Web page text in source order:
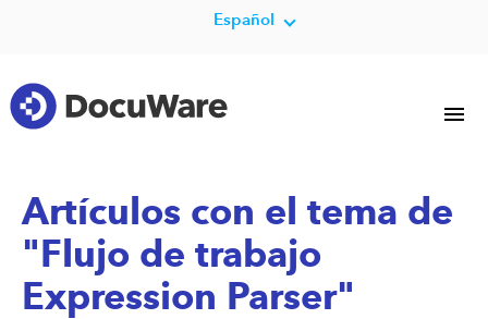
Español
Artículos con el tema de
"Flujo de trabajo
Expression Parser"